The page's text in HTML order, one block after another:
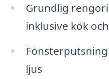
Grundlig
inklusive kök
ljus